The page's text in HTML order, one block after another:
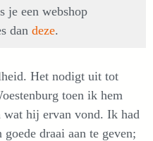
je een webshop
dan deze.
Het nodigt uit tot
toen ik hem
hij ervan vond. Ik had
draai aan te geven;